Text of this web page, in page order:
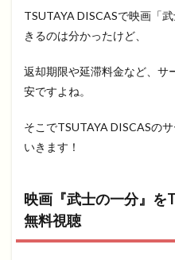
TSUTAYA DISCASで映画「
きるのは分かったけど、
返却期限や延滞料金など、サ
安ですよね。
そこでTSUTAYA DISCASの
いきます！
映画『武士の一分』を
無料視聴